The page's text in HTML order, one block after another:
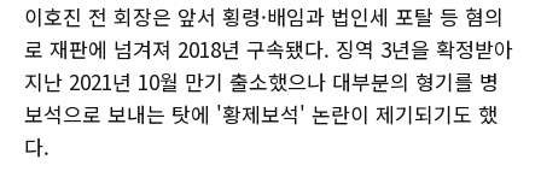
이호진 전 회장은 앞서 횡령·배임과 법인세 포탈 등 혐의
로 재판에 넘겨져 2018년 구속됐다. 징역 3년을 확정받아
지난 2021년 10월 만기 출소했으나 대부분의 형기를 병
보석으로 보내는 탓에 '황제보석' 논란이 제기되기도 했
다.